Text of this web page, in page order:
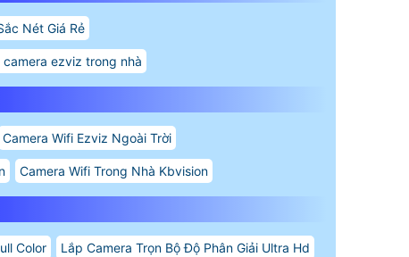
Nét Giá Rẻ
camera ezviz trong nhà
Camera Wifi Ezviz Ngoài Trời
Camera Wifi Trong Nhà Kbvision
Color Lắp Camera Trọn Bộ Độ Phân Giải Ultra Hd